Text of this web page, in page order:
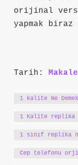
orijinal
yapmak biraz
Tarih:
1 kalite Ne Demek
1 Kalite replika
1 sınıf replika
Cep telefonu